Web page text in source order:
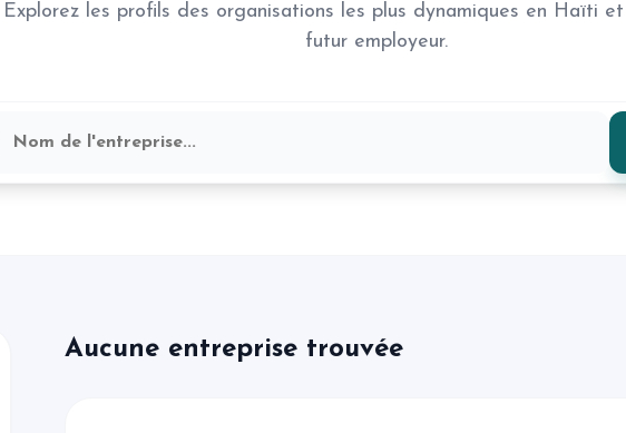
Explorez les profils des organisations les plus dynamiques en Haïti
futur employeur.
Aucune entreprise trouvée